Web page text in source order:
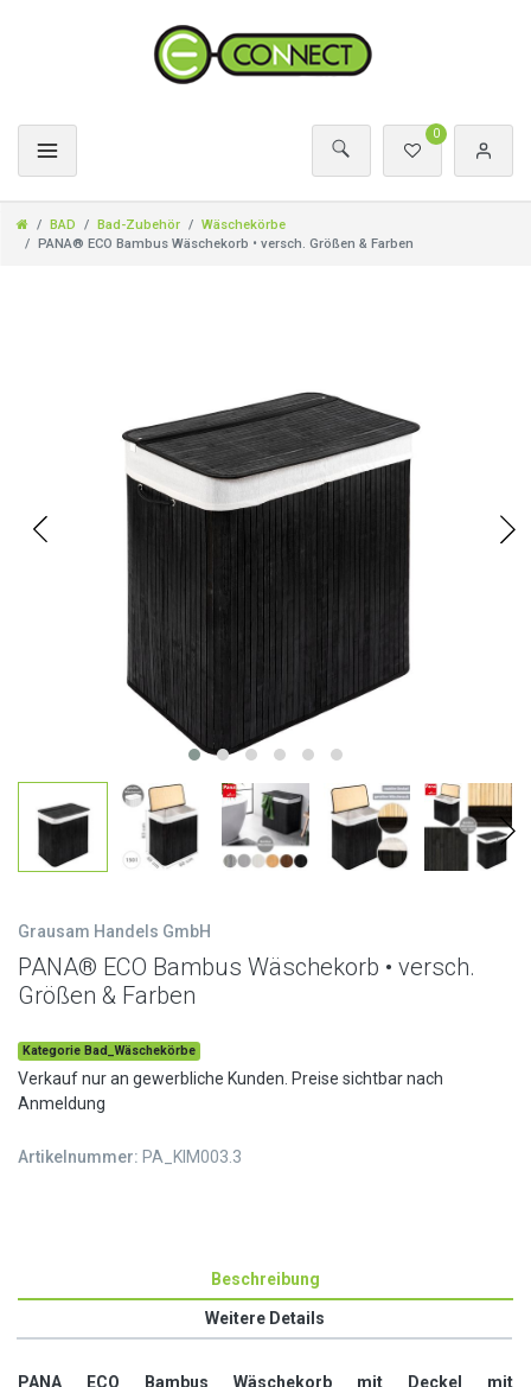
0
BAD Bad-Zubehör
Wäschekörbe
PANA® ECO Bambus Wäschekorb • versch. Größen & Farben
Grausam Handels GmbH
PANA® ECO Bambus Wäschekorb • versch.
Größen & Farben
Kategorie Bad_Wäschekörbe
Verkauf nur an gewerbliche Kunden. Preise sichtbar nach
Anmeldung
Artikelnummer: PA_KIM003.3
Beschreibung
Weitere Details
PANA ECO Bambus Wäschekorb mit Deckel mit